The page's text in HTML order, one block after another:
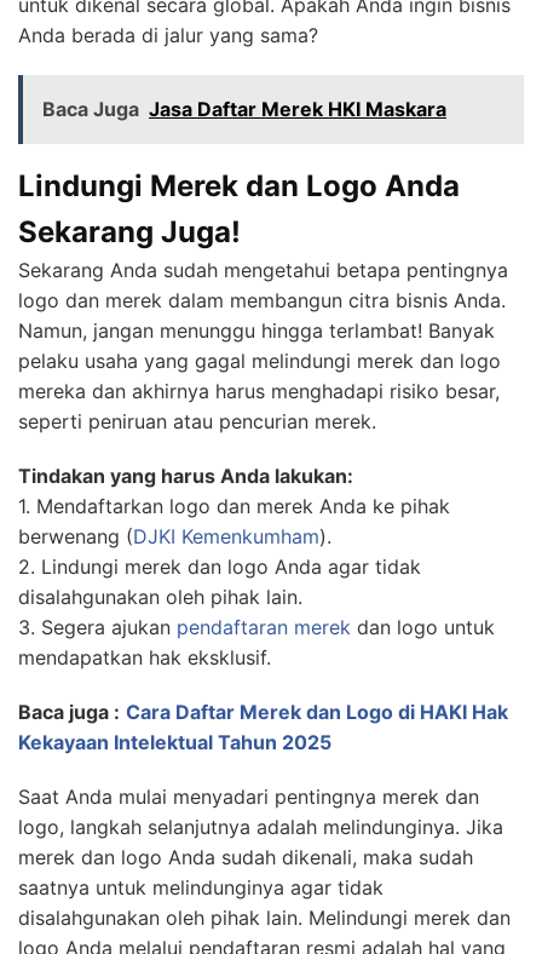
Anda berada di jalur yang sama?
Baca Juga Jasa Daftar Merek HKI Maskara
Lindungi Merek dan Logo Anda
Sekarang Juga!
Sekarang Anda sudah mengetahui betapa pentingnya
logo dan merek dalam membangun citra bisnis Anda.
Namun, jangan menunggu hingga terlambat! Banyak
pelaku usaha yang gagal melindungi merek dan logo
mereka dan akhirnya harus menghadapi risiko besar,
seperti peniruan atau pencurian merek.
Tindakan yang harus Anda lakukan:
1. Mendaftarkan logo dan merek Anda ke pihak
berwenang (DJKI Kemenkumham).
2. Lindungi merek dan logo Anda agar tidak
disalahgunakan oleh pihak lain.
3. Segera ajukan pendaftaran merek dan logo untuk
mendapatkan hak eksklusif.
Baca juga : Cara Daftar Merek dan Logo di HAKI Hak
Kekayaan Intelektual Tahun 2025
Saat Anda mulai menyadari pentingnya merek dan
logo, langkah selanjutnya adalah melindunginya. Jika
merek dan logo Anda sudah dikenali, maka sudah
saatnya untuk melindunginya agar tidak
disalahgunakan oleh pihak lain. Melindungi merek dan
logo Anda melalui pendaftaran resmi adalah hal yang